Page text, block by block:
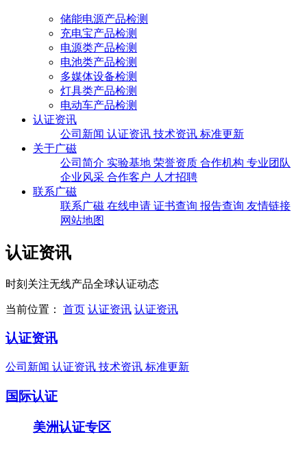
储能电源产品检测
充电宝产品检测
电源类产品检测
电池类产品检测
多媒体设备检测
灯具类产品检测
电动车产品检测
认证资讯
公司新闻 认证资讯 技术资讯 标准更新
关于广磁
公司简介 实验基地 荣誉资质 合作机构 专业团队
企业风采 合作客户 人才招聘
联系广磁
联系广磁 在线申请 证书查询 报告查询 友情链接
网站地图
认证资讯
时刻关注无线产品全球认证动态
当前位置： 首页 认证资讯 认证资讯
认证资讯
公司新闻 认证资讯 技术资讯 标准更新
国际认证
美洲认证专区